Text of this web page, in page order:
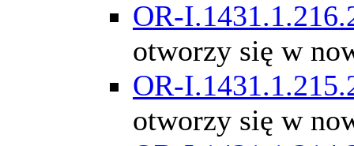
OR-
otworzy się w
OR-
otworzy się w